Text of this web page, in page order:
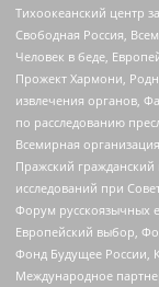
Тихоокеанский центр
Свободная Россия,
Человек в беде,
Прожект Хармони,
извлечения органов,
по расследованию
Всемирная
Пражский
исследований при
Форум русскоязычных
Европейский выбор,
Фонд Будущее России,
Международное